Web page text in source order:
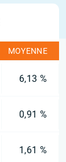
MOYENNE
6,13 %
0,91 %
1,61 %